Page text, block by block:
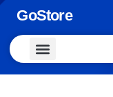
GoStore